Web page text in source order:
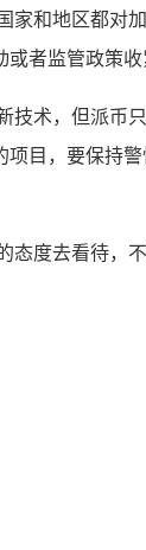
家和地区都
者监管政策
术，但派
目，要保持
度去看待，